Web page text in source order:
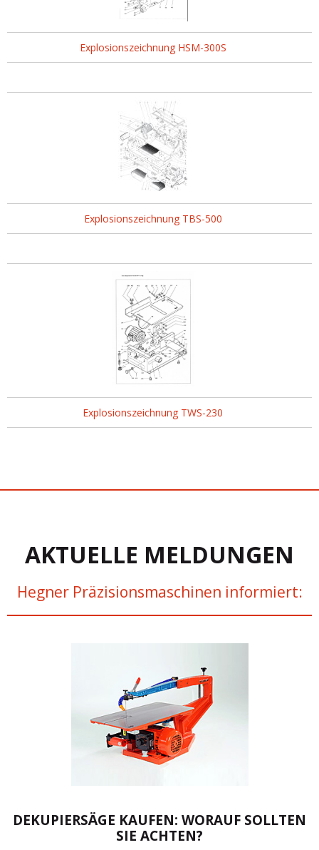
Explosionszeichnung HSM-300S
Explosionszeichnung TBS-500
Explosionszeichnung TWS-230
AKTUELLE MELDUNGEN
Hegner Präzisionsmaschinen informiert:
DEKUPIERSÄGE KAUFEN: WORAUF SOLLTEN
SIE ACHTEN?